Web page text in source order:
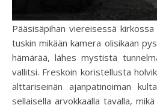
Pääsisäpihan viereisessä
tuskin mikään kamera olisikaan
hämärää, lähes mystistä
vallitsi. Freskoin koristellusta
alttariseinän ajanpatinoiman
sellaisella arvokkaalla tavalla,